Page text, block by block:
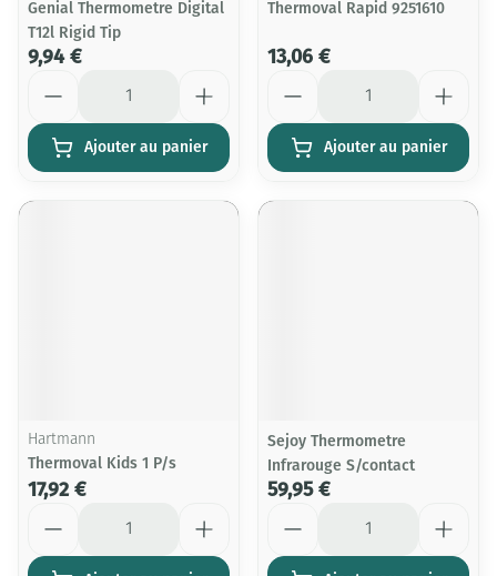
Genial Thermometre Digital
T12l Rigid Tip
9,94 €
Ajouter au panier
Thermoval Rapid 9251610
13,06 €
Ajouter au panier
Hartmann
Thermoval Kids 1 P/s
17,92 €
Sejoy Thermometre
Infrarouge S/contact
59,95 €